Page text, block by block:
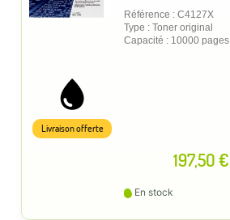
Référence : C4127X
Type : Toner original
Capacité : 10000 pages
197,50 €
Livraison offerte
En stock